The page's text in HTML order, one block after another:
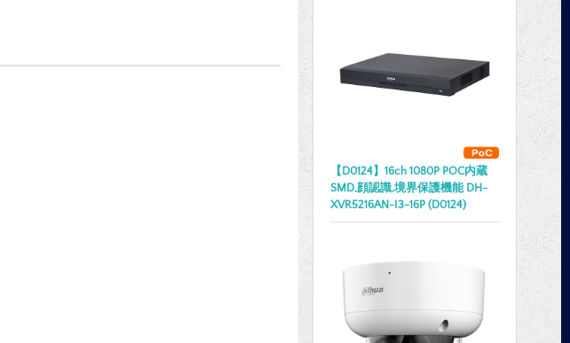
【D0124】16ch 1080P POC内蔵
SMD,顔認識,境界保護機能 DH-
XVR5216AN-I3-16P (D0124)